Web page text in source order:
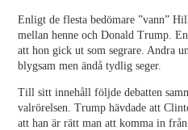
Enligt de flesta bedömare ”vann”
mellan henne och Donald Trump.
att hon gick ut som segrare. Andra
blygsam men ändå tydlig seger.
Till sitt innehåll följde debatten
valrörelsen. Trump hävdade att
att han är rätt man att komma in